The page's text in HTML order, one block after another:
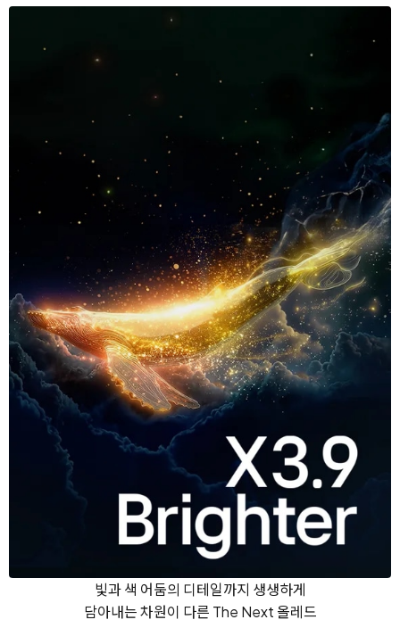
빛과 색 어둠의 디테일까지 생생하게
담아내는 차원이 다른 The Next 올레드